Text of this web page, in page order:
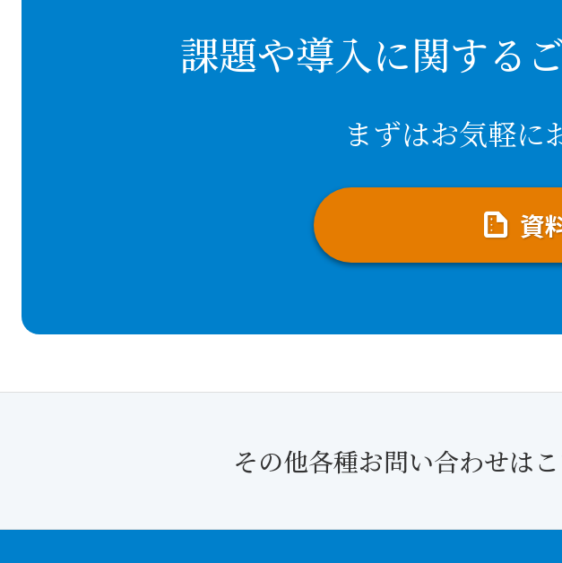
課題や導入に関する
まずはお気軽に
資
その他各種お問い合わせは